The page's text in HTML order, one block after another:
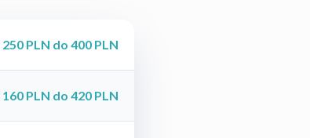
PLN do 400 PLN
PLN do 420 PLN